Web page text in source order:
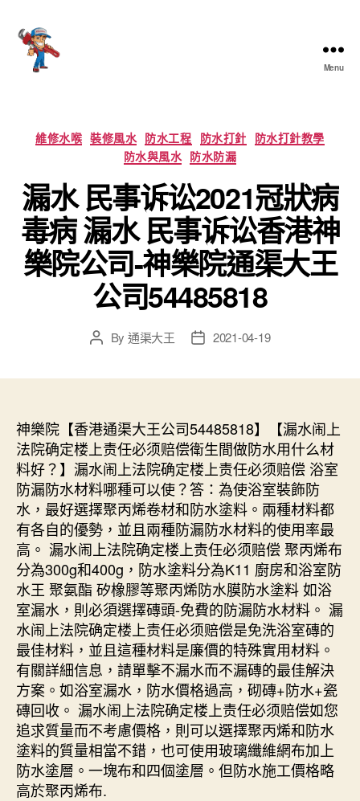
Menu
Categories
維修水喉 裝修風水 防水工程 防水打針 防水打針教學
防水與風水 防水防漏
漏水 民事诉讼2021冠狀病
毒病 漏水 民事诉讼香港神
樂院公司-神樂院通渠大王
公司54485818
PostBy 通渠大王
Post2021-04-19
神樂院【香港通渠大王公司54485818】【漏水闹上
法院确定楼上责任必须赔偿衛生間做防水用什么材
料好？】漏水闹上法院确定楼上责任必须赔偿 浴室
防漏防水材料哪種可以使？答：為使浴室裝飾防
水，最好選擇聚丙烯卷材和防水塗料。兩種材料都
有各自的優勢，並且兩種防漏防水材料的使用率最
高。 漏水闹上法院确定楼上责任必须赔偿 聚丙烯布
分為300g和400g，防水塗料分為K11 廚房和浴室防
水王 聚氨酯 矽橡膠等聚丙烯防水膜防水塗料 如浴
室漏水，則必須選擇磚頭-免費的防漏防水材料。 漏
水闹上法院确定楼上责任必须赔偿是免洗浴室磚的
最佳材料，並且這種材料是廉價的特殊實用材料。
有關詳細信息，請單擊不漏水而不漏磚的最佳解決
方案。如浴室漏水，防水價格過高，砌磚+防水+瓷
磚回收。 漏水闹上法院确定楼上责任必须赔偿如您
追求質量而不考慮價格，則可以選擇聚丙烯和防水
塗料的質量相當不錯，也可使用玻璃纖維網布加上
防水塗層。一塊布和四個塗層。但防水施工價格略
高於聚丙烯布.